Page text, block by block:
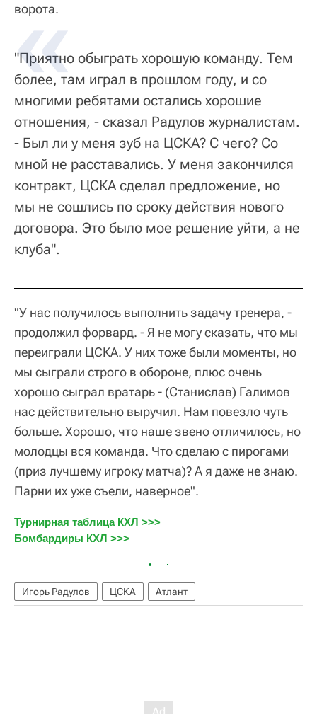
ворота.
"Приятно обыграть хорошую команду. Тем
более, там играл в прошлом году, и со
многими ребятами остались хорошие
отношения, - сказал Радулов журналистам.
- Был ли у меня зуб на ЦСКА? С чего? Со
мной не расставались. У меня закончился
контракт, ЦСКА сделал предложение, но
мы не сошлись по сроку действия нового
договора. Это было мое решение уйти, а не
клуба".
"У нас получилось выполнить задачу тренера, -
продолжил форвард. - Я не могу сказать, что мы
переиграли ЦСКА. У них тоже были моменты, но
мы сыграли строго в обороне, плюс очень
хорошо сыграл вратарь - (Станислав) Галимов
нас действительно выручил. Нам повезло чуть
больше. Хорошо, что наше звено отличилось, но
молодцы вся команда. Что сделаю с пирогами
(приз лучшему игроку матча)? А я даже не знаю.
Парни их уже съели, наверное".
Турнирная таблица КХЛ >>>
Бомбардиры КХЛ >>>
Игорь Радулов ЦСКА Атлант